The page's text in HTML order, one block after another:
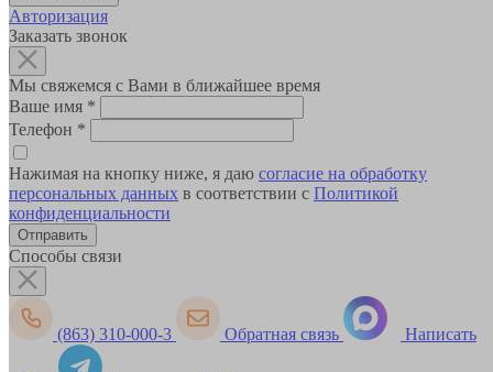
Авторизация
Заказать звонок
Мы свяжемся с Вами в ближайшее время
Ваше имя *
Телефон *
Нажимая на кнопку ниже, я даю согласие на обработку
персональных данных в соответствии с Политикой
конфиденциальности
Способы связи
(863) 310-000-3 Обратная связь Написать